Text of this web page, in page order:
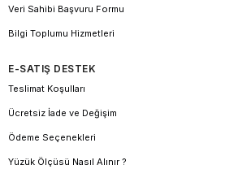
Veri Sahibi Başvuru Formu
Bilgi Toplumu Hizmetleri
E-SATIŞ DESTEK
Teslimat Koşulları
Ücretsiz İade ve Değişim
Ödeme Seçenekleri
Yüzük Ölçüsü Nasıl Alınır ?